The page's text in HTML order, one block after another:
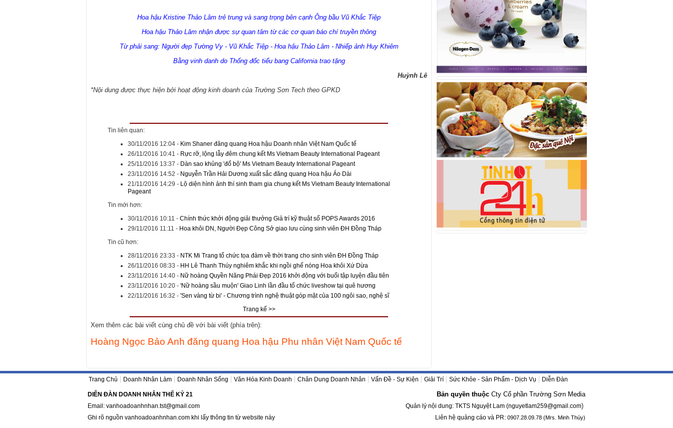
Hoa hậu Kristine Thảo Lâm trẻ trung và sang trọng bên cạnh Ông bầu Vũ Khắc Tiệp
Hoa hậu Thảo Lâm nhận được sự quan tâm từ các cơ quan báo chí truyền thông
Từ phải sang: Người đẹp Tường Vy - Vũ Khắc Tiệp - Hoa hậu Thảo Lâm - Nhiếp ảnh Huy Khiêm
Bằng vinh danh do Thống đốc tiểu bang California trao tặng
Huỳnh Lê
*Nội dung được thực hiện bởi hoạt động kinh doanh của Trường Sơn Tech theo GPKD
Tin liên quan:
30/11/2016 12:04- Kim Shaner đăng quang Hoa hậu Doanh nhân Việt Nam Quốc tế
26/11/2016 10:41 - Rực rỡ, lộng lẫy đêm chung kết Ms Vietnam Beauty International Pageant
25/11/2016 13:37 - Dàn sao khủng 'đổ bộ' Ms Vietnam Beauty International Pageant
23/11/2016 14:52 - Nguyễn Trần Hải Dương xuất sắc đăng quang Hoa hậu Áo Dài
21/11/2016 14:29 - Lộ diện hình ảnh thí sinh tham gia chung kết Ms Vietnam Beauty International
Pageant
Tin mới hơn:
30/11/2016 10:11 - Chính thức khởi động giải thưởng Giả trí kỹ thuật số POPS Awards 2016
29/11/2016 11:11 - Hoa khôi DN, Người Đẹp Công Sở giao lưu cùng sinh viên ĐH Đồng Tháp
Tin cũ hơn:
28/11/2016 23:33 - NTK Mi Trang tổ chức tọa đàm về thời trang cho sinh viên ĐH Đồng Tháp
26/11/2016 08:33 - HH Lê Thanh Thúy nghiêm khắc khi ngồi ghế nóng Hoa khôi Xứ Dừa
23/11/2016 14:40- Nữ hoàng Quyền Năng Phái Đẹp 2016 khởi động với buổi tập luyện đầu tiên
23/11/2016 10:20- 'Nữ hoàng sầu muộn' Giao Linh lần đầu tổ chức liveshow tại quê hương
22/11/2016 16:32 - 'Sen vàng từ bi' - Chương trình nghệ thuật góp mặt của 100 ngôi sao, nghệ sĩ
Trang kế >>
Xem thêm các bài viết cùng chủ đề với bài viết (phía trên):
Hoàng Ngọc Bảo Anh đăng quang Hoa hậu Phu nhân Việt Nam Quốc tế
Trang Chủ Doanh Nhân Làm Doanh Nhân Sống Văn Hóa Kinh Doanh Chân Dung Doanh Nhân Vấn Đề - Sự Kiện Giải Trí Sức Khỏe - Sản Phẩm - Dịch Vụ Diễn Đàn
DIỄN ĐÀN DOANH NHÂN THẾ KỶ 21
Email: vanhoadoanhnhan.tst@gmail.com
Ghi rõ nguồn vanhoadoanhnhan.com khi lấy thông tin từ website này
Bản quyền thuộc Cty Cổ phần Trường Sơn Media
Quản lý nội dung: TKTS Nguyệt Lam (nguyetlam259@gmail.com)
Liên hệ quảng cáo và PR: 0907.28.09.78 (Mrs. Minh Thúy)